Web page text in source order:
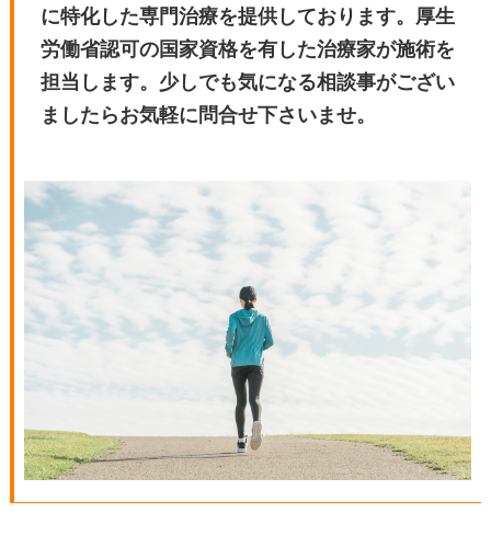
に特化した専門治療を提供しております。厚生
労働省認可の国家資格を有した治療家が施術を
担当します。少しでも気になる相談事がござい
ましたらお気軽に問合せ下さいませ。